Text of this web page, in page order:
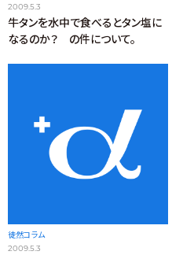
2009.5.3
牛タンを水中で食べるとタン塩に
なるのか？ の件について。
徒然コラム
2009.5.3